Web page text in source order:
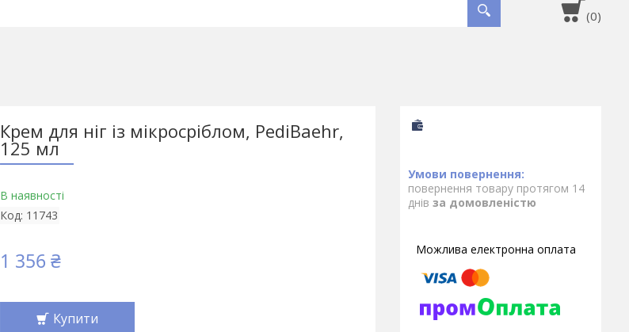
Крем для ніг із мікросріблом, PediBaehr,
125 мл
В наявності
Код: 11743
1 356 ₴
Купити
повернення товару протягом 14
днів за домовленістю